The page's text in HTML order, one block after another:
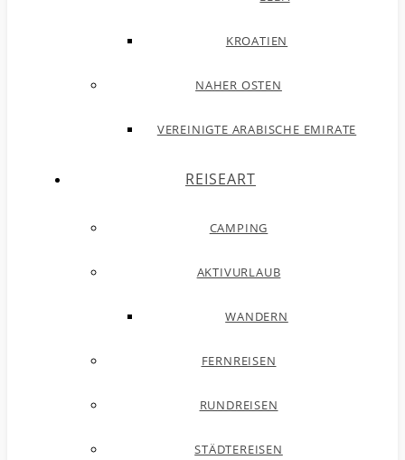
KROATIEN
NAHER OSTEN
VEREINIGTE ARABISCHE EMIRATE
REISEART
CAMPING
AKTIVURLAUB
WANDERN
FERNREISEN
RUNDREISEN
STÄDTEREISEN